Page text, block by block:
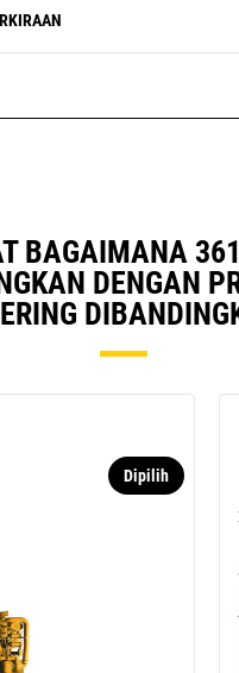
BAGAIMANA
DENGAN
Dipilih